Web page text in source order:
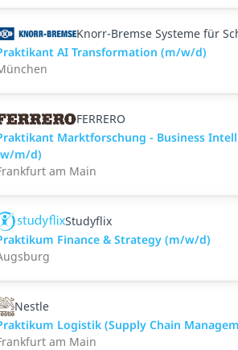
Knorr-Bremse Systeme für
AI Transformation (m/w/d)
FERRERO
Marktforschung - Business
m/d)
am Main
Studyflix
Finance & Strategy (m/w/d)
Nestle
Logistik (Supply Chain
am Main